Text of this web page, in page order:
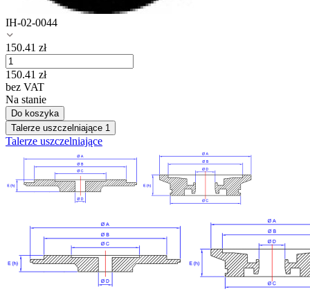
IH-02-0044
150.41 zł
150.41 zł
bez VAT
Na stanie
Do koszyka
Talerze uszczelniające 1
Talerze uszczelniające